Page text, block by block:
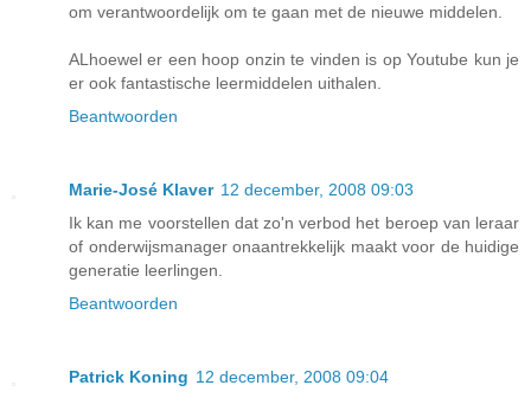
om verantwoordelijk om te gaan met de nieuwe middelen.
ALhoewel er een hoop onzin te vinden is op Youtube kun je
er ook fantastische leermiddelen uithalen.
Beantwoorden
Marie-José Klaver 12 december, 2008 09:03
Ik kan me voorstellen dat zo'n verbod het beroep van leraar
of onderwijsmanager onaantrekkelijk maakt voor de huidige
generatie leerlingen.
Beantwoorden
Patrick Koning 12 december, 2008 09:04